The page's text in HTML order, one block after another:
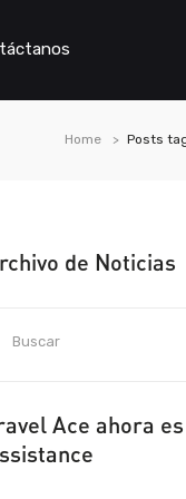
Home Posts
de Noticias
Ace ahora